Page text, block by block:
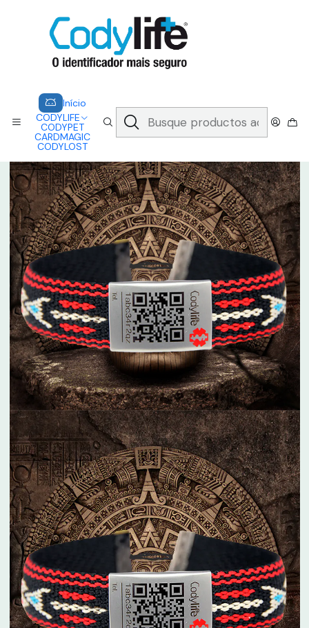
Início
CODYLIFE
CODYPET
CARDMAGIC
CODYLOST
A CODYLIFE PERMITE AOS SOCORRISTAS ACEDER
INSTANTANEAMENTE AOS SEUS DADOS ATRAVÉS DE UM QR CODE
Saber mais